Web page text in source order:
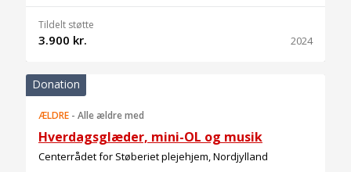
Tildelt støtte
3.900 kr. 2024
Donation
ÆLDRE - Alle ældre med
Hverdagsglæder, mini-OL og musik
Centerrådet for Støberiet plejehjem, Nordjylland